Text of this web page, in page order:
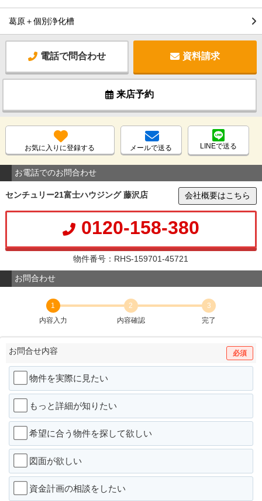
葛原＋個別浄化槽
電話で問合わせ 資料請求
来店予約
お気に入りに登録する メールで送る LINEで送る
お電話でのお問合わせ
センチュリー21富士ハウジング 藤沢店 会社概要はこちら
0120-158-380
物件番号：RHS-159701-45721
お問合わせ
1
内容入力
2
内容確認
3
完了
お問合せ内容 必須
物件を実際に見たい
もっと詳細が知りたい
希望に合う物件を探して欲しい
図面が欲しい
資金計画の相談をしたい